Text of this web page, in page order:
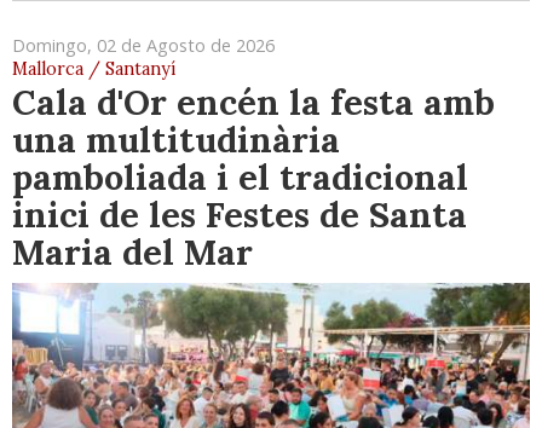
Domingo, 02 de Agosto de 2026
Mallorca / Santanyí
Cala d'Or encén la festa amb
una multitudinària
pamboliada i el tradicional
inici de les Festes de Santa
Maria del Mar